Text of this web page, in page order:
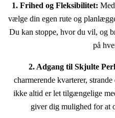
1. Frihed og Fleksibilitet:
vælge din egen rute og
Du kan stoppe, hvor du vil, og
på
2. Adgang til Skjulte
charmerende kvarterer,
ikke altid er let tilgængelige
giver dig mulighed for at